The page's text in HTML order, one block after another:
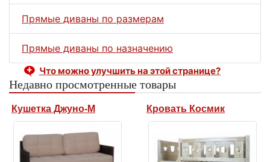
Прямые диваны по размерам
Прямые диваны по назначению
Что можно улучшить на этой странице?
Недавно просмотренные товары
Кушетка Джуно-М Кровать Космик